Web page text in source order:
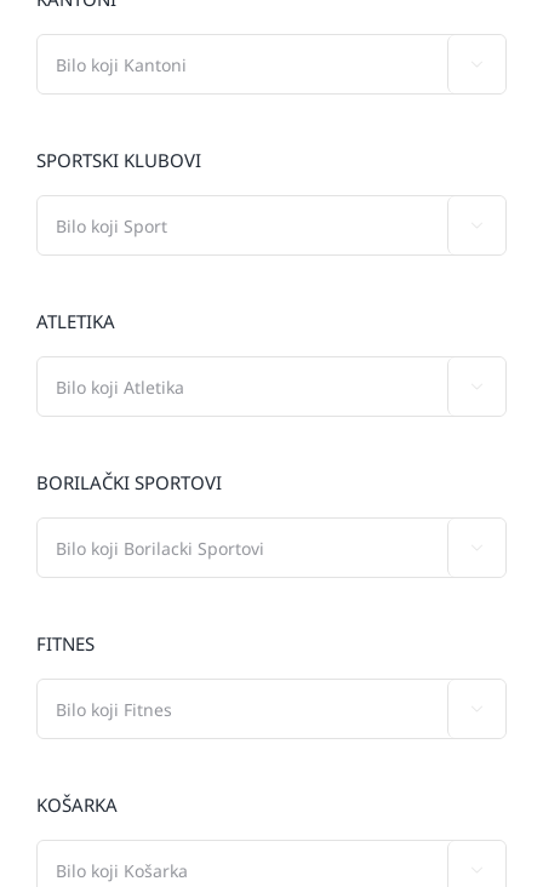
SPORTSKI KLUBOVI
ATLETIKA
BORILAČKI SPORTOVI
FITNES
KOŠARKA